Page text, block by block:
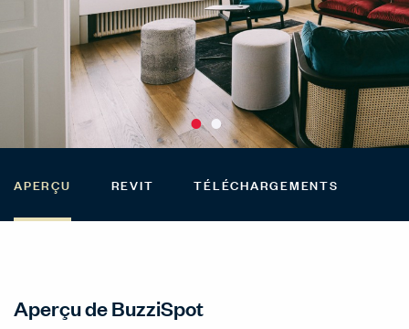
APERÇU REVIT TÉLÉCHARGEMENTS
Aperçu de BuzziSpot